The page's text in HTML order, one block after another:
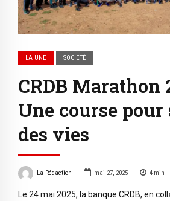
LA UNE SOCIETÉ
CRDB Marathon
Une course pour
des vies
La Rédaction mai 27, 2025 4 min
Le 24 mai 2025, la banque CRDB, en